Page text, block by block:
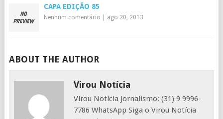
CAPA EDIÇÃO 85
Nenhum comentário ago 20, 2013
ABOUT THE AUTHOR
Virou Notícia
Virou Notícia Jornalismo: (31) 9 9996-
7786 WhatsApp Siga o Virou Notícia